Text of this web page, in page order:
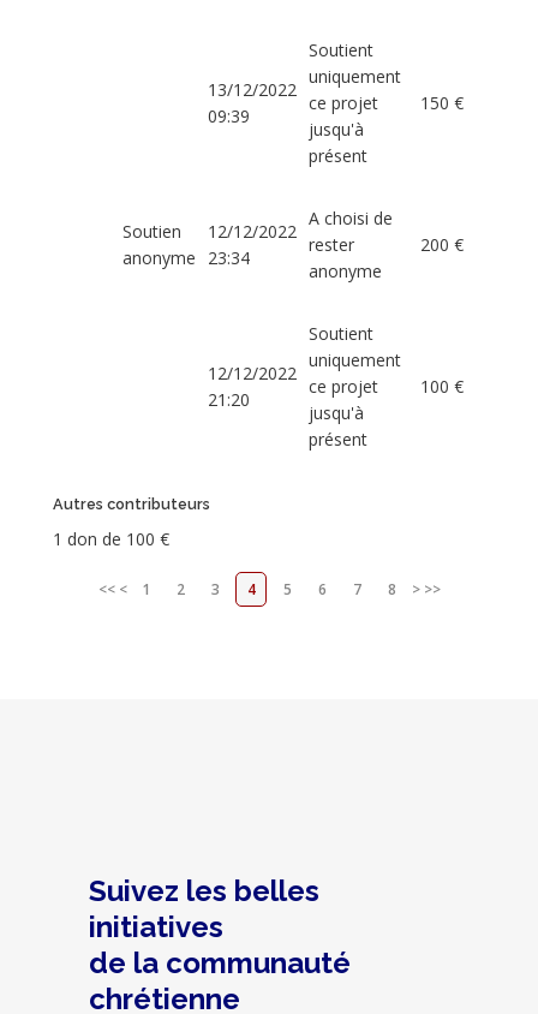
13/12/2022
09:39
Soutient
uniquement
ce projet
jusqu'à
présent
150 €
Soutien
anonyme
12/12/2022
23:34
A choisi de
rester
anonyme
200 €
12/12/2022
21:20
Soutient
uniquement
ce projet
jusqu'à
présent
100 €
Autres contributeurs
1 don de 100 €
<< < 1 2 3 4 5 6 7 8 > >>
Suivez les belles
initiatives
de la communauté
chrétienne